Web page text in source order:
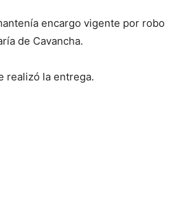
encargo vigente por robo
de Cavancha.
realizó la entrega.